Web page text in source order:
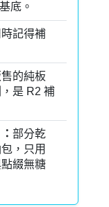
底。
記得補
的純板
是 R2 補
部分乾
，只用
綴無糖